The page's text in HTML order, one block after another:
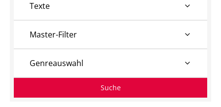
Texte
Master-Filter
Genreauswahl
Suche